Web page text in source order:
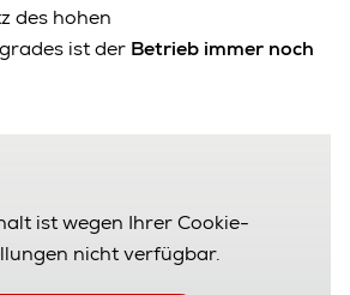
ist wegen Ihrer Cookie-
nicht verfügbar.
des hohen
ist der Betrieb immer noch